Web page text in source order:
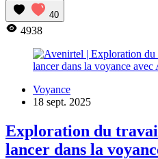
40
4938
Voyance
18 sept. 2025
Exploration du
lancer dans la